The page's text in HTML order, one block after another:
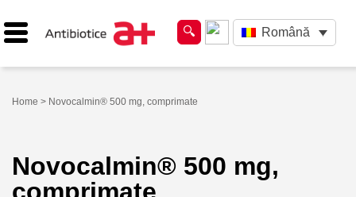
Română
Home > Novocalmin® 500 mg, comprimate
Novocalmin® 500 mg,